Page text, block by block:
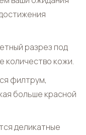
разрез под
количество кожи.
филтрум,
больше красной
деликатные